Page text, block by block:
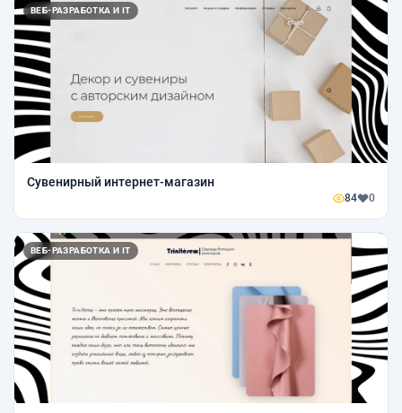
ВЕБ-РАЗРАБОТКА И IT
Сувенирный интернет-магазин
84 0
ВЕБ-РАЗРАБОТКА И IT